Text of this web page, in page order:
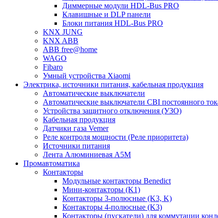
Диммерные модули HDL-Bus PRO
Клавишные и DLP панели
Блоки питания HDL-Bus PRO
KNX JUNG
KNX ABB
ABB free@home
WAGO
Fibaro
Умный устройства Xiaomi
Электрика, источники питания, кабельная продукция
Автоматические выключатели
Автоматические выключатели CBI постоянного
Устройства защитного отключения (УЗО)
Кабельная продукция
Датчики газа Vemer
Реле контроля мощности (Реле приоритета)
Источники питания
Лента Алюминиевая А5М
Промавтоматика
Контакторы
Модульные контакторы Benedict
Мини-контакторы (K1)
Контакторы 3-полюсные (K3, K)
Контакторы 4-полюсные (K3)
Контакторы (пускатели) для коммутации